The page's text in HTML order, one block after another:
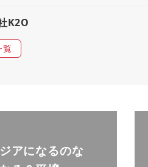
K2O
覧
アになるのな